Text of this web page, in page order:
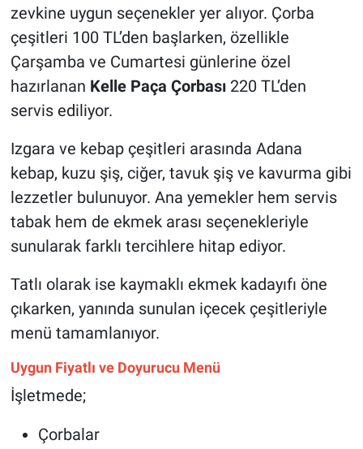
zevkine uygun seçenekler yer alıyor. Çorba
çeşitleri 100 TL’den başlarken, özellikle
Çarşamba ve Cumartesi günlerine özel
hazırlanan Kelle Paça Çorbası220 TL’den
servis ediliyor.
Izgara ve kebap çeşitleri arasında Adana
kebap, kuzu şiş, ciğer, tavuk şiş ve kavurma gibi
lezzetler bulunuyor. Ana yemekler hem servis
tabak hem de ekmek arası seçenekleriyle
sunularak farklı tercihlere hitap ediyor.
Tatlı olarak ise kaymaklı ekmek kadayıfı öne
çıkarken, yanında sunulan içecek çeşitleriyle
menü tamamlanıyor.
Uygun Fiyatlı ve Doyurucu Menü
İşletmede;
Çorbalar
Asayiş
Kültür - Sanat
Magazin
Çevre
Haberde İnsan